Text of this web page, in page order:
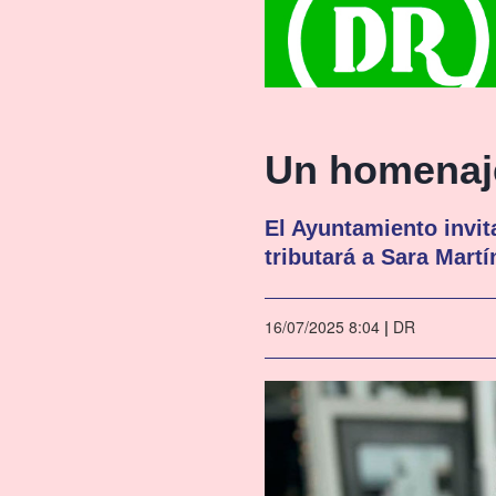
Un
El Ayuntamiento
tributará a Sara
16/07/2025 8:04 | DR